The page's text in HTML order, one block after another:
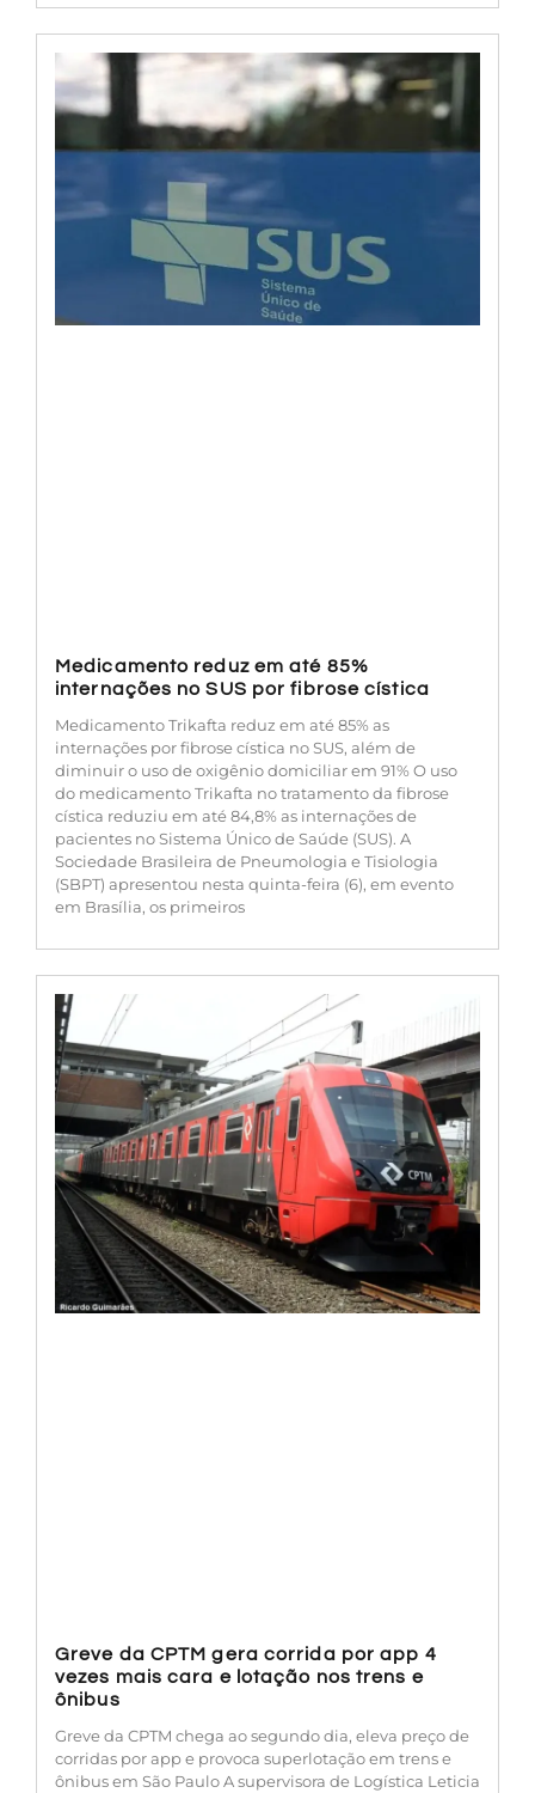
Medicamento reduz em até 85%
internações no SUS por fibrose cística
Medicamento Trikafta reduz em até 85% as
internações por fibrose cística no SUS, além de
diminuir o uso de oxigênio domiciliar em 91% O uso
do medicamento Trikafta no tratamento da fibrose
cística reduziu em até 84,8% as internações de
pacientes no Sistema Único de Saúde (SUS). A
Sociedade Brasileira de Pneumologia e Tisiologia
(SBPT) apresentou nesta quinta-feira (6), em evento
em Brasília, os primeiros
Greve da CPTM gera corrida por app 4
vezes mais cara e lotação nos trens e
ônibus
Greve da CPTM chega ao segundo dia, eleva preço de
corridas por app e provoca superlotação em trens e
ônibus em São Paulo A supervisora de Logística Leticia